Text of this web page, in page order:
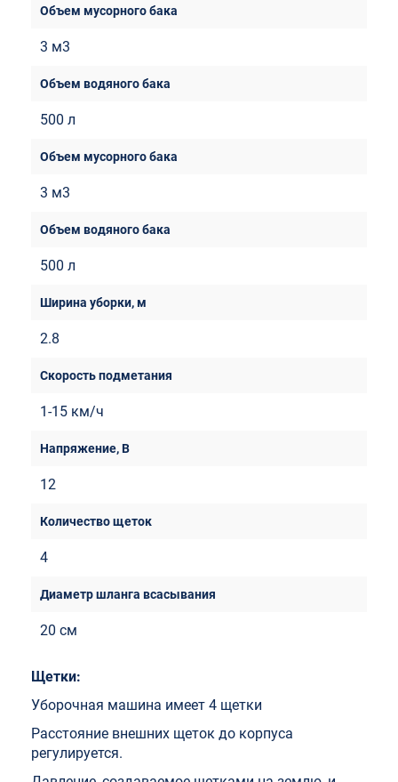
3 м3
500 л
3 м3
500 л
2.8
1-15 км/ч
12
4
20 см
Щетки:
Уборочная машина имеет 4 щетки
Расстояние внешних щеток до корпуса
регулируется.